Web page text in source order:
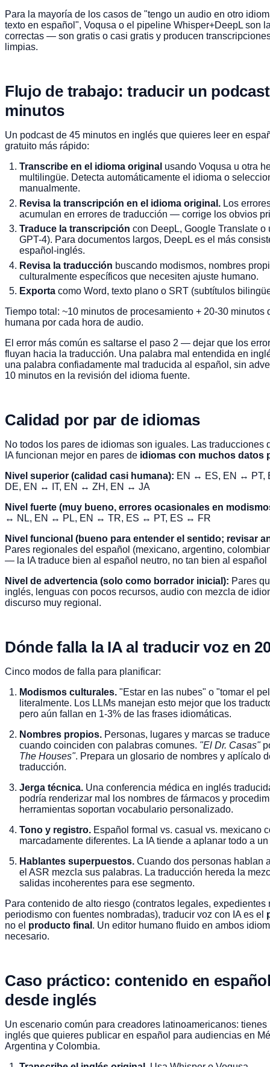
Para la mayoría de los casos de "tengo un audio en otro
texto en español", Voqusa o el pipeline Whisper+DeepL son
correctas — son gratis o casi gratis y producen
limpias.
Flujo de trabajo: traducir un
minutos
Un podcast de 45 minutos en inglés que quieres leer en
gratuito más rápido:
Transcribe en el idioma original usando Voqusa u otra
multilingüe. Detecta automáticamente el idioma o
manualmente.
Revisa la transcripción en el idioma original. Los
acumulan en errores de traducción — corrige los obvios
Traduce la transcripción con DeepL, Google Translate o
GPT-4). Para documentos largos, DeepL es el más
español-inglés.
Revisa la traducción buscando modismos, nombres
culturalmente específicos que necesiten ajuste humano.
Exporta como Word, texto plano o SRT (subtítulos
Tiempo total: ~10 minutos de procesamiento + 20-30 minutos
humana por cada hora de audio.
El error más común es saltarse el paso 2 — dejar que los
fluyan hacia la traducción. Una palabra mal entendida en
una palabra confiadamente mal traducida al español, sin
10 minutos en la revisión del idioma fuente.
Calidad por par de idiomas
No todos los pares de idiomas son iguales. Las traducciones
IA funcionan mejor en pares de idiomas con muchos datos
Nivel superior (calidad casi humana): EN ↔ ES, EN ↔
DE, EN ↔ IT, EN ↔ ZH, EN ↔ JA
Nivel fuerte (muy bueno, errores ocasionales en
↔ NL, EN ↔ PL, EN ↔ TR, ES ↔ PT, ES ↔ FR
Nivel funcional (bueno para entender el sentido; revisar
Pares regionales del español (mexicano, argentino,
— la IA traduce bien al español neutro, no tan bien al español
Nivel de advertencia (solo como borrador inicial): Pares
inglés, lenguas con pocos recursos, audio con mezcla de
discurso muy regional.
Dónde falla la IA al traducir voz en
Cinco modos de falla para planificar:
Modismos culturales. "Estar en las nubes" o "tomar el
literalmente. Los LLMs manejan esto mejor que los
pero aún fallan en 1-3% de las frases idiomáticas.
Nombres propios. Personas, lugares y marcas se
cuando coinciden con palabras comunes. "El Dr. Casas"
The Houses". Prepara un glosario de nombres y aplícalo
traducción.
Jerga técnica. Una conferencia médica en inglés
podría renderizar mal los nombres de fármacos y
herramientas soportan vocabulario personalizado.
Tono y registro. Español formal vs. casual vs. mexicano
marcadamente diferentes. La IA tiende a aplanar todo a
Hablantes superpuestos. Cuando dos personas hablan
el ASR mezcla sus palabras. La traducción hereda la
salidas incoherentes para ese segmento.
Para contenido de alto riesgo (contratos legales, expedientes
periodismo con fuentes nombradas), traducir voz con IA es el
no el producto final . Un editor humano fluido en ambos
necesario.
Caso práctico: contenido en
desde inglés
Un escenario común para creadores latinoamericanos:
inglés que quieres publicar en español para audiencias en
Argentina y Colombia.